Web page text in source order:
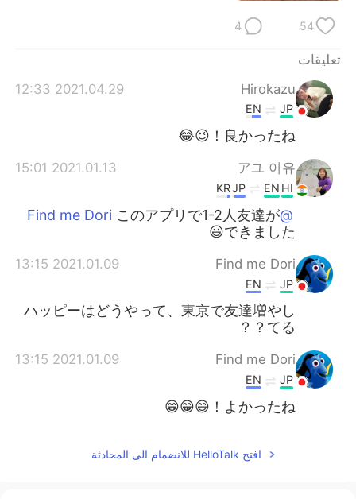
54
4
تعليقات
Hirokazu
2021.04.29 12:33
JP
EN
良かったね！😉😂
アユ 아유
2021.01.13 15:01
HI
EN
JP
KR
@Find me Dori
このアプリで1-2人友達が
できました😃
Find me Dori
2021.01.09 13:15
JP
EN
ハッピーはどうやって、東京で友達増やし
てる？？
Find me Dori
2021.01.09 13:15
JP
EN
よかったね！😄😁😁
افتح HelloTalk للانضمام الى المحادثة